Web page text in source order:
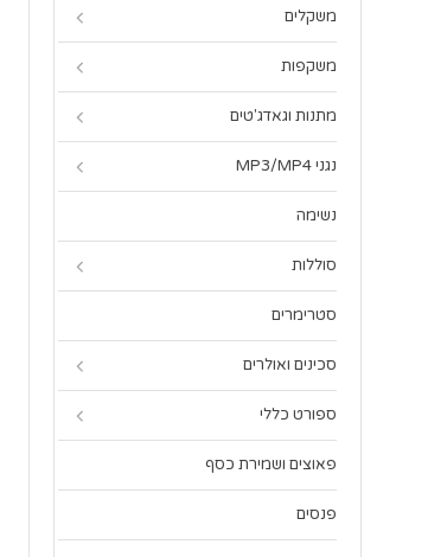
משקלים
משקפות
מתנות וגאדג'טים
נגני MP3/MP4
נשימה
סוללות
סטרימרים
סכינים ואולרים
ספורט כללי
פאוצים ושמירת כסף
פנסים